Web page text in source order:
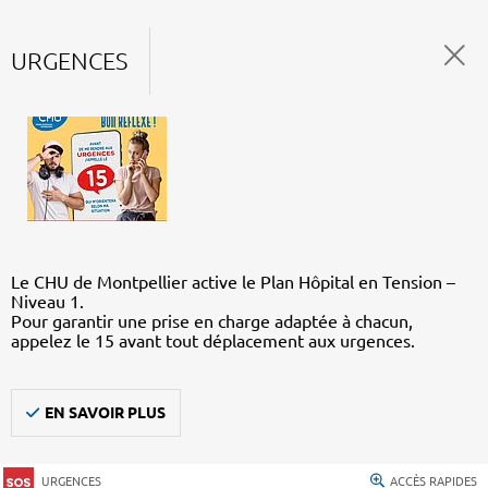
URGENCES
Le CHU de Montpellier active le Plan Hôpital en Tension –
Niveau 1.
Pour garantir une prise en charge adaptée à chacun,
appelez le 15 avant tout déplacement aux urgences.
EN SAVOIR PLUS
URGENCES ACCÈS RAPIDES